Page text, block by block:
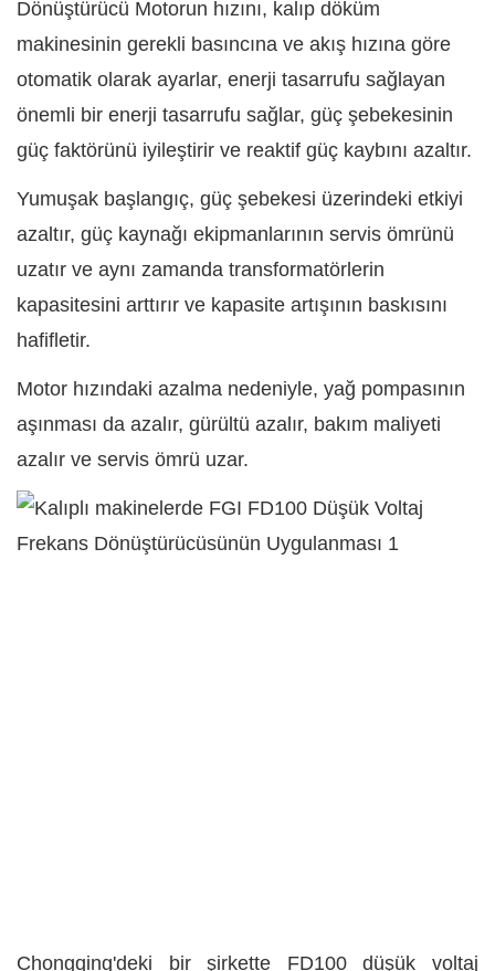
Dönüştürücü Motorun hızını, kalıp döküm
makinesinin gerekli basıncına ve akış hızına göre
otomatik olarak ayarlar, enerji tasarrufu sağlayan
önemli bir enerji tasarrufu sağlar, güç şebekesinin
güç faktörünü iyileştirir ve reaktif güç kaybını azaltır.
Yumuşak başlangıç, güç şebekesi üzerindeki etkiyi
azaltır, güç kaynağı ekipmanlarının servis ömrünü
uzatır ve aynı zamanda transformatörlerin
kapasitesini arttırır ve kapasite artışının baskısını
hafifletir.
Motor hızındaki azalma nedeniyle, yağ pompasının
aşınması da azalır, gürültü azalır, bakım maliyeti
azalır ve servis ömrü uzar.
Chongqing'deki bir şirkette FD100 düşük voltaj